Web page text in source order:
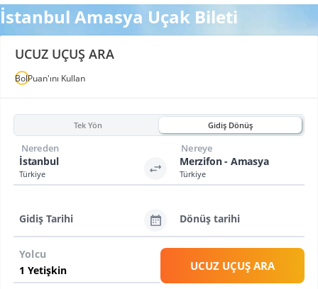
İstanbul Amasya Uçak Bileti
UCUZ UÇUŞ ARA
BolPuan'ını Kullan
Tek Yön Gidiş Dönüş
İstanbul
Türkiye
Nereden
Merzifon - Amasya
Türkiye
Nereye
Gidiş Tarihi Dönüş tarihi
Yolcu
UCUZ UÇUŞ ARA